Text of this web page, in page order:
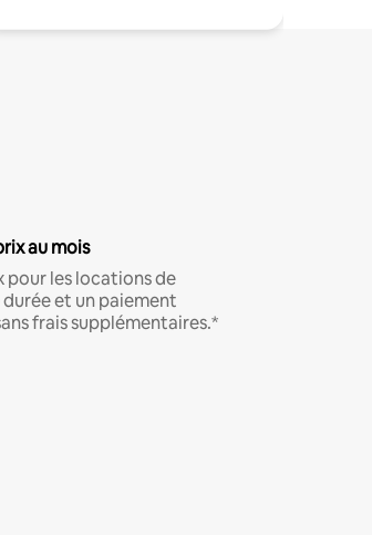
au mois
pour les locations de
et un paiement
frais supplémentaires.*